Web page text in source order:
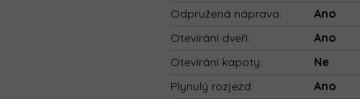
Odpružená náprava:
Ano
Otevírání dveří:
Ano
Otevírání kapoty:
Ne
Plynulý rozjezd:
Ano